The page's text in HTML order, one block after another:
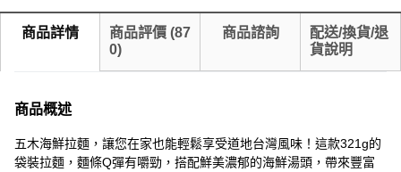
商品詳情 商品評價 (87
0)
商品諮詢
配送/換貨/退
貨說明
商品概述
五木海鮮拉麵，讓您在家也能輕鬆享受道地台灣風味！這款321g的
袋裝拉麵，麵條Q彈有嚼勁，搭配鮮美濃郁的海鮮湯頭，帶來豐富